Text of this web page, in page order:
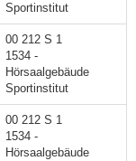
Sportinstitut
00 212 S 1
1534 -
Hörsaalgebäude
Sportinstitut
00 212 S 1
1534 -
Hörsaalgebäude